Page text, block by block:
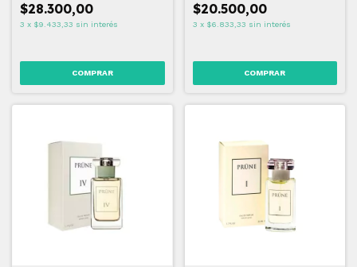
$28.300,00
3 x $9.433,33 sin interés
$20.500,00
3 x $6.833,33 sin interés